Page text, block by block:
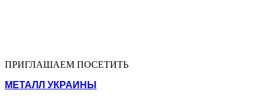
ПРИГЛАШАЕМ ПОСЕТИТЬ
МЕТАЛЛ УКРАИНЫ